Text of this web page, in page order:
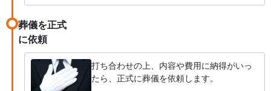
葬儀を正式
に依頼
打ち合わせの上、内容や費用に納得がいっ
たら、正式に葬儀を依頼します。